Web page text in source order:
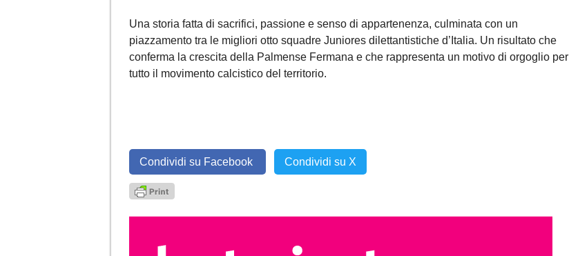
Una storia fatta di sacrifici, passione e senso di appartenenza, culminata con un
piazzamento tra le migliori otto squadre Juniores dilettantistiche d’Italia. Un risultato che
conferma la crescita della Palmense Fermana e che rappresenta un motivo di orgoglio per
tutto il movimento calcistico del territorio.
Condividi su Facebook Condividi su X